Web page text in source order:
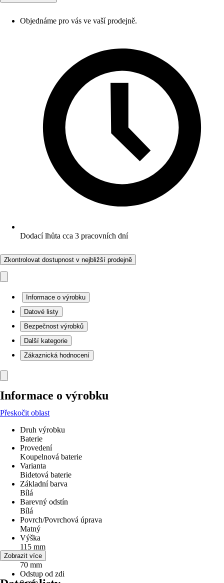
Objednáme pro vás ve vaší prodejně.
Dodací lhůta cca 3 pracovních dní
Zkontrolovat dostupnost v nejbližší prodejně
Informace o výrobku
Datové listy
Bezpečnost výrobků
Další kategorie
Zákaznická hodnocení
Informace o výrobku
Přeskočit oblast
Druh výrobku
Baterie
Provedení
Koupelnová baterie
Varianta
Bidetová baterie
Základní barva
Bílá
Barevný odstín
Bílá
Povrch/Povrchová úprava
Matný
Výška
115 mm
Šířka
70 mm
Odstup od zdi
Zobrazit více